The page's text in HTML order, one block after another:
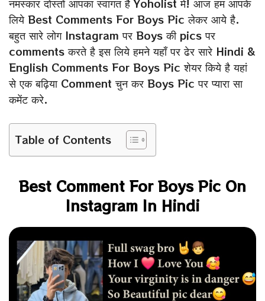
लिये Best Comments For Boys Pic लेकर आये है.
बहुत सारे लोग Instagram पर Boys की pics पर
comments करते है इस लिये हमने यहाँ पर ढेर सारे Hindi &
English Comments For Boys Pic शेयर किये है यहां
से एक बढ़िया Comment चुन कर Boys Pic पर प्यारा सा
कमेंट करे.
Table of Contents
Best Comment For Boys Pic On
Instagram In Hindi